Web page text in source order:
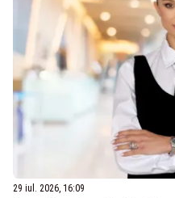
29 iul. 2026, 16:09